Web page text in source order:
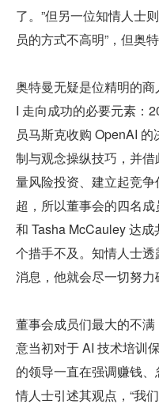
了。”但另一位知情人士
员的方式不高明”，但奥
奥特曼无疑是位精明的
I 走向成功的必要元素：
员马斯克收购 OpenAI
制与观念操纵技巧，并
量风险投资、建立起竞
超，所以董事会的四名
和 Tasha McCauley 达
个措手不及。知情人士
消息，他就会尽一切努
董事会成员们最大的不
意当初对于 AI 技术培训
的领导一直在强调赚钱
情人士引述其观点，“我